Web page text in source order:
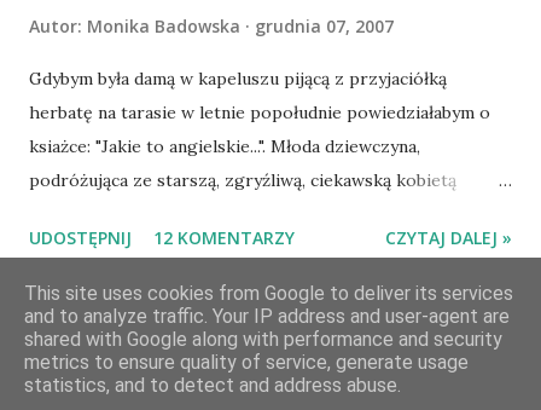
Autor: Monika Badowska grudnia 07, 2007
Gdybym była damą w kapeluszu pijącą z przyjaciółką
herbatę na tarasie w letnie popołudnie powiedziałabym o
ksiażce: "Jakie to angielskie...". Młoda dziewczyna,
podróżująca ze starszą, zgryźliwą, ciekawską kobietą
de Wintera, właściciela uroczej posiadłości Manderley,
owdowiałego przed niespełna rokiem. Gdy starsza pani
choruje, Maxim zaczyna opiekować się dziewczyną, a w
dniu, w którym obie panie zamierzaja opuścić Monte Carlo,
prosi ją o rękę. Młoda pani de Winter ma kłopoty z
UDOSTĘPNIJ 12 KOMENTARZY CZYTAJ DALEJ »
Obsługiwane przez usługę Blogger
This site uses cookies from Google to deliver its services
and to analyze traffic. Your IP address and user-agent are
shared with Google along with performance and security
metrics to ensure quality of service, generate usage
statistics, and to detect and address abuse.